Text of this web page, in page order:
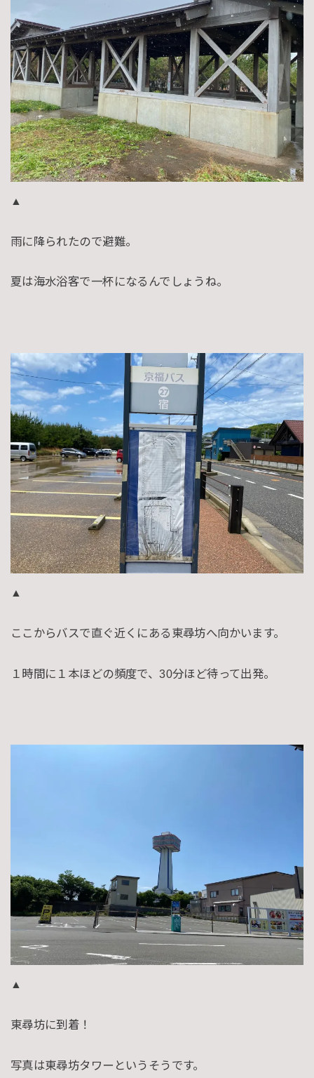
▲
雨に降られたので避難。
夏は海水浴客で一杯になるんでしょうね。
▲
ここからバスで直ぐ近くにある東尋坊へ向かいます。
１時間に１本ほどの頻度で、30分ほど待って出発。
▲
東尋坊に到着！
写真は東尋坊タワーというそうです。